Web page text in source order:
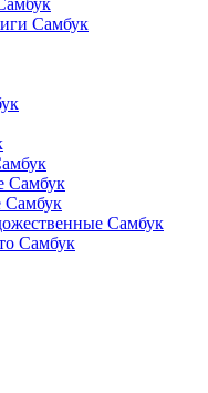
Самбук
Самбук
Самбук
Самбук
Самбук